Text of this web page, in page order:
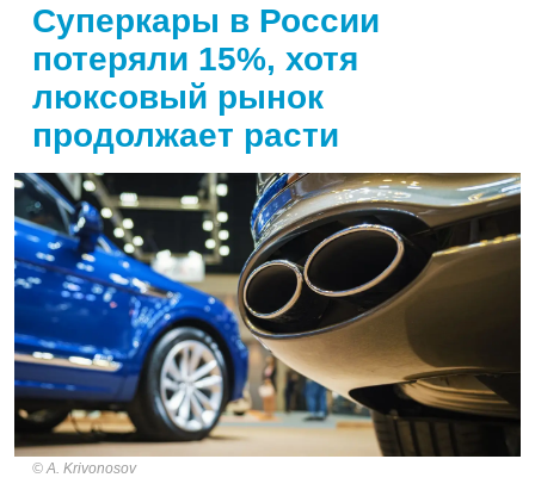
Суперкары в России
потеряли 15%, хотя
люксовый рынок
продолжает расти
A. Krivonosov